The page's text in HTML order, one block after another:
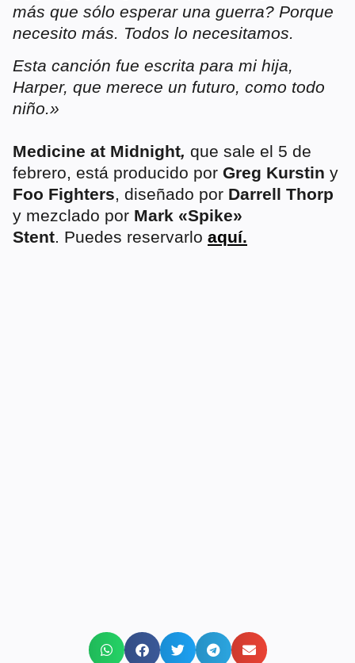
más que sólo esperar una guerra? Porque
necesito más. Todos lo necesitamos.
Esta canción fue escrita para mi hija,
Harper, que merece un futuro, como todo
niño.»
Medicine at Midnight, que sale el 5 de
febrero, está producido por Greg Kurstin y
Foo Fighters, diseñado por Darrell Thorp
y mezclado por Mark «Spike»
Stent. Puedes reservarlo aquí.